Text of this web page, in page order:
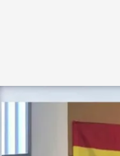
28 NOV 2022 -